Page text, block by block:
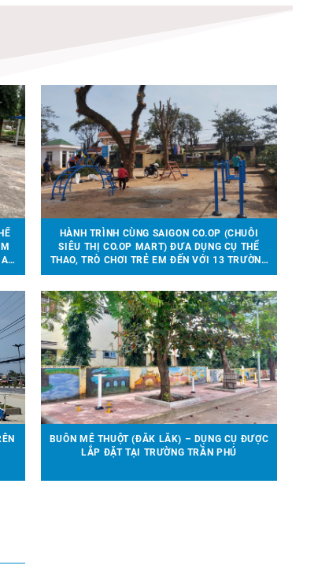
HÀNH TRÌNH CÙNG SAIGON CO.OP (CHUỖI
SIÊU THỊ CO.OP MART) ĐƯA DỤNG CỤ THỂ
THAO, TRÒ CHƠI TRẺ EM ĐẾN VỚI 13 TRƯỜNG
HỌC TẠI 6 TỈNH THÀNH
BUÔN MÊ THUỘT (ĐẮK LẮK) – DỤNG CỤ ĐƯỢC
LẮP ĐẶT TẠI TRƯỜNG TRẦN PHÚ